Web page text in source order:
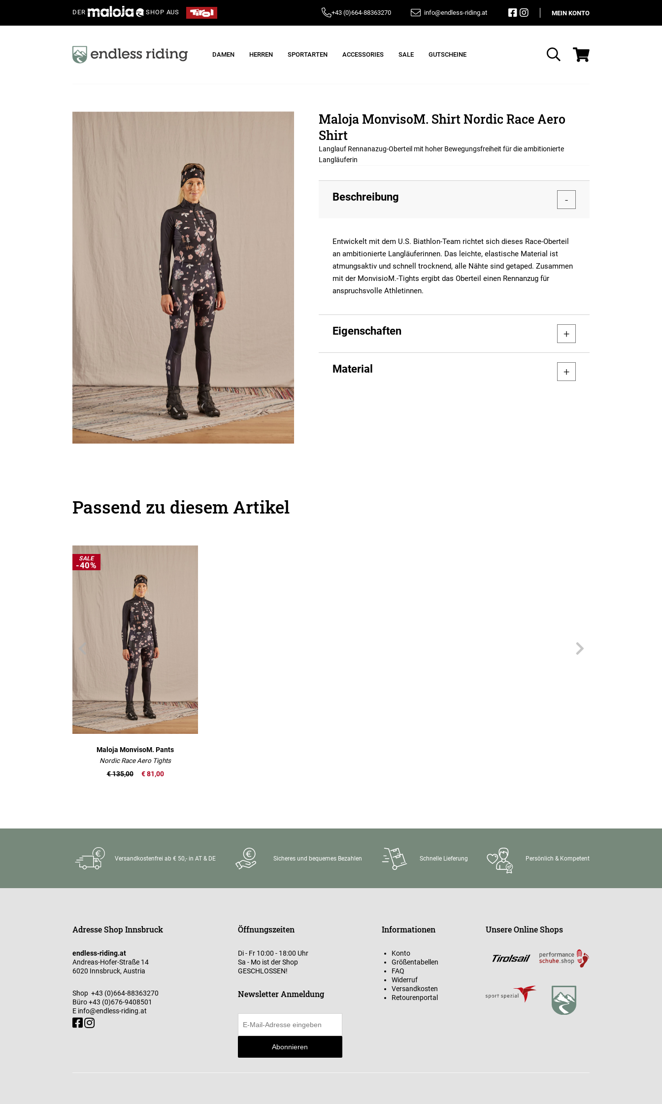
DER SHOP AUS +43 (0)664-88363270 info@endless-riding.at MEIN KONTO
DAMEN HERREN SPORTARTEN ACCESSORIES SALE GUTSCHEINE
Suche
Maloja MonvisoM. Shirt Nordic Race Aero
Shirt
Langlauf Rennanazug-Oberteil mit hoher Bewegungsfreiheit für die ambitionierte
Langläuferin
Beschreibung
Entwickelt mit dem U.S. Biathlon-Team richtet sich dieses Race-Oberteil
an ambitionierte Langläuferinnen. Das leichte, elastische Material ist
atmungsaktiv und schnell trocknend, alle Nähte sind getaped. Zusammen
mit der MonvisioM.-Tights ergibt das Oberteil einen Rennanzug für
anspruchsvolle Athletinnen.
Eigenschaften
Material
Passend zu diesem Artikel
SALE
-40%
Maloja MonvisoM. Pants
Nordic Race Aero Tights
€ 81,00
€ 135,00
Versandkostenfrei ab € 50,- in AT & DE Sicheres und bequemes Bezahlen Schnelle Lieferung Persönlich & Kompetent
Adresse Shop Innsbruck
endless-riding.at
Andreas-Hofer-Straße 14
6020 Innsbruck, Austria
Shop +43 (0)664-88363270
Büro+43 (0)676-9408501
E info@endless-riding.at
Öffnungszeiten
Di - Fr 10:00 - 18:00 Uhr
Sa - Mo ist der Shop
GESCHLOSSEN!
Newsletter Anmeldung
Abonnieren
Informationen
Konto
Größentabellen
FAQ
Widerruf
Versandkosten
Retourenportal
Unsere Online Shops